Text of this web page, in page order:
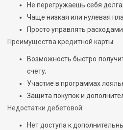
Не перегружаешь себя
Чаще низкая или нулевая
Просто управлять расходами.
Преимущества кредитной карты:
Возможность быстро
счету;
Участие в программах
Защита покупок и
Недостатки дебетовой:
Нет доступа к